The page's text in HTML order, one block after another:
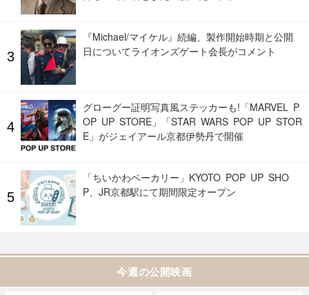
『Michael/マイケル』続編、製作開始時期と公開
日についてライオンズゲート会長がコメント
グローグー証明写真風ステッカーも!「MARVEL P
OP UP STORE」「STAR WARS POP UP STOR
E」がジェイアール京都伊勢丹で開催
「ちいかわベーカリー」KYOTO POP UP SHO
P、JR京都駅にて期間限定オープン
今週の公開映画